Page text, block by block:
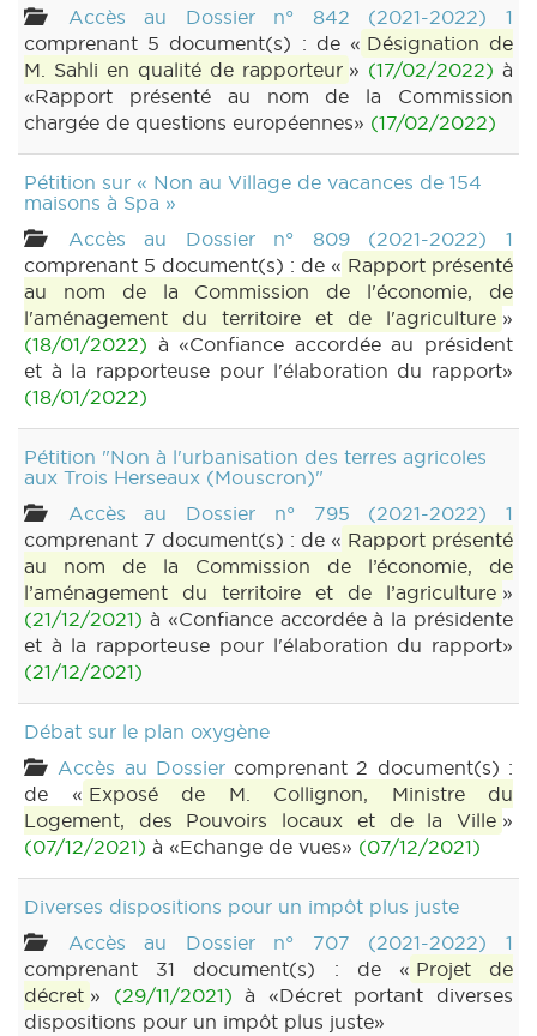
Accès au Dossier n° 842 (2021-2022) 1
comprenant 5 document(s) : de « Désignation de
M. Sahli en qualité de rapporteur » (17/02/2022) à
«Rapport présenté au nom de la Commission
chargée de questions européennes» (17/02/2022)
Pétition sur « Non au Village de vacances de 154
maisons à Spa »
Accès au Dossier n° 809 (2021-2022) 1
comprenant 5 document(s) : de « Rapport présenté
au nom de la Commission de l'économie, de
l'aménagement du territoire et de l'agriculture »
(18/01/2022) à «Confiance accordée au président
et à la rapporteuse pour l'élaboration du rapport»
(18/01/2022)
Pétition "Non à l'urbanisation des terres agricoles
aux Trois Herseaux (Mouscron)"
Accès au Dossier n° 795 (2021-2022) 1
comprenant 7 document(s) : de « Rapport présenté
au nom de la Commission de l’économie, de
l’aménagement du territoire et de l’agriculture »
(21/12/2021) à «Confiance accordée à la présidente
et à la rapporteuse pour l'élaboration du rapport»
(21/12/2021)
Débat sur le plan oxygène
Accès au Dossier comprenant 2 document(s) :
de « Exposé de M. Collignon, Ministre du
Logement, des Pouvoirs locaux et de la Ville »
(07/12/2021) à «Echange de vues» (07/12/2021)
Diverses dispositions pour un impôt plus juste
Accès au Dossier n° 707 (2021-2022) 1
comprenant 31 document(s) : de « Projet de
décret » (29/11/2021) à «Décret portant diverses
dispositions pour un impôt plus juste»